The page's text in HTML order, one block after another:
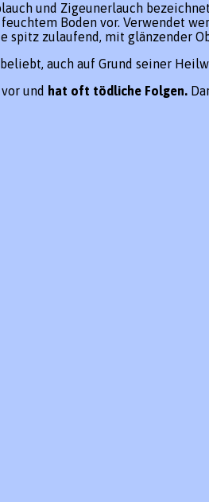
und Zigeunerlauch
Boden vor. Verwendet
spitz zulaufend, mit glänzender
auch auf Grund seiner
und hat oft tödliche Folgen.